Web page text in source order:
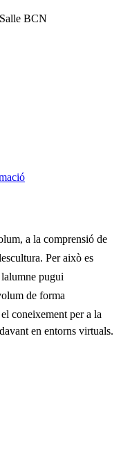
BCN
a la comprensió de
Per això es
pugui
de forma
coneixement per a la
en entorns virtuals.